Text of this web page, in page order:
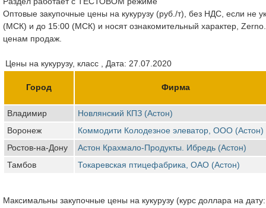
Оптовые закупочные цены на кукурузу (руб./т), без НДС, если не
(МСК) и до 15:00 (МСК) и носят ознакомительный характер,
ценам продаж.
Цены на кукурузу, класс , Дата: 27.07.2020
Город Фирма
Владимир
Новлянский КПЗ (Астон)
Воронеж
Коммодити Колодезное элеватор, ООО (Астон)
Ростов-на-Дону
Астон Крахмало-Продукты. Ибредь (Астон)
Тамбов
Токаревская птицефабрика, ОАО (Астон)
Максимальны закупочные цены на кукурузу (курс доллара на